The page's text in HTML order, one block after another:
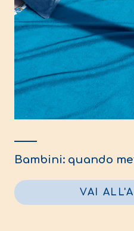
Bambini: quando
VAI